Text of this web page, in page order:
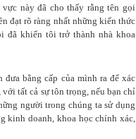
này đã cho thấy rằng tên gọi
đạt rõ ràng nhất những kiến thức
đã khiến tôi trở thành nhà khoa
bằng cấp của mình ra để xác
tất cả sự tôn trọng, nếu bạn chỉ
người trong chúng ta sử dụng
kinh doanh, khoa học chính xác,